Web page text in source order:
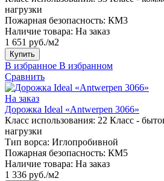
нагрузки
Пожарная безопасность: КМ3
Наличие товара: На заказ
1 651 руб./м2
Купить
В избранное В избранном
Сравнить
На заказ
Дорожка Ideal «Antwerpen 3066»
Класс использования: 22 Класс -
нагрузки
Тип ворса: Иглопробивной
Пожарная безопасность: КМ5
Наличие товара: На заказ
1 336 руб./м2